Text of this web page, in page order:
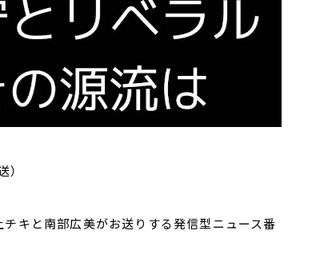
チキと南部広美がお送りする発信型ニュース番